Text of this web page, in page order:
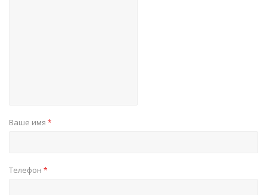
Ваше имя *
Телефон *